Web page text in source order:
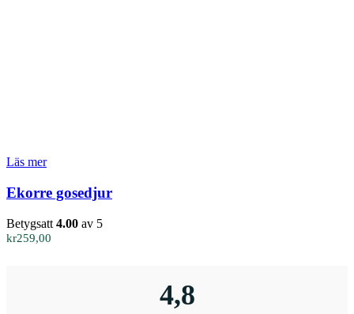
Läs mer
Ekorre gosedjur
Betygsatt 4.00 av 5
kr259,00
4,8